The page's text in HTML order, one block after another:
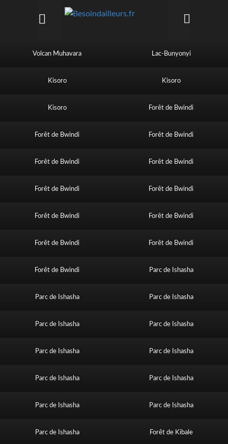
Volcan Muhavara Lac-Bunyonyi
Kisoro Kisoro
Kisoro Forêt de Bwindi
Forêt de Bwindi Forêt de Bwindi
Forêt de Bwindi Forêt de Bwindi
Forêt de Bwindi Forêt de Bwindi
Forêt de Bwindi Forêt de Bwindi
Forêt de Bwindi Forêt de Bwindi
Forêt de Bwindi Parc de Ishasha
Parc de Ishasha Parc de Ishasha
Parc de Ishasha Parc de Ishasha
Parc de Ishasha Parc de Ishasha
Parc de Ishasha Parc de Ishasha
Parc de Ishasha Parc de Ishasha
Parc de Ishasha Forêt de Kibale